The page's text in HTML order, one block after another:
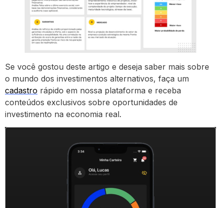
Se você gostou deste artigo e deseja saber mais sobre
o mundo dos investimentos alternativos, faça um
cadastro rápido em nossa plataforma e receba
conteúdos exclusivos sobre oportunidades de
investimento na economia real.